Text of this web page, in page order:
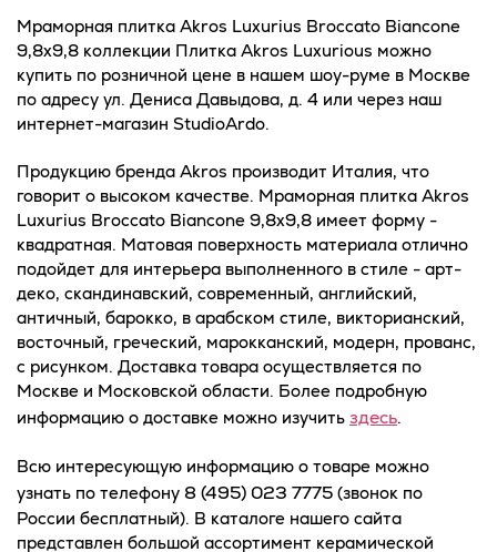
Мраморная плитка Akros Luxurius Broccato Biancone
9,8x9,8 коллекции Плитка Akros Luxurious можно
купить по розничной цене в нашем шоу-руме в Москве
по адресу ул. Дениса Давыдова, д. 4 или через наш
интернет-магазин StudioArdo.
Продукцию бренда Akros производит Италия, что
говорит о высоком качестве. Мраморная плитка Akros
Luxurius Broccato Biancone 9,8x9,8 имеет форму -
квадратная. Матовая поверхность материала отлично
подойдет для интерьера выполненного в стиле - арт-
деко, скандинавский, современный, английский,
античный, барокко, в арабском стиле, викторианский,
восточный, греческий, марокканский, модерн, прованс,
с рисунком. Доставка товара осуществляется по
Москве и Московской области. Более подробную
информацию о доставке можно изучить здесь.
Всю интересующую информацию о товаре можно
узнать по телефону 8 (495) 023 7775 (звонок по
России бесплатный). В каталоге нашего сайта
представлен большой ассортимент керамической